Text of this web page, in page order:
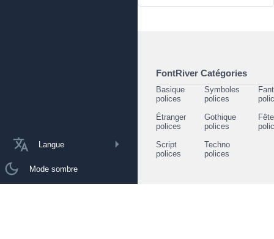
Langue
Mode sombre
FontRiver Catégories
Basique
polices
Symboles
polices
Étranger
polices
Gothique
polices
Script
polices
Techno
polices